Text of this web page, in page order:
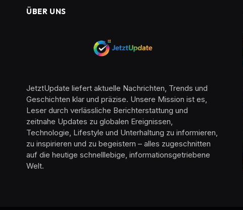
ÜBER UNS
JetztUpdate liefert aktuelle Nachrichten, Trends und
Geschichten klar und präzise. Unsere Mission ist es,
Leser durch verlässliche Berichterstattung und
zeitnahe Updates zu globalen Ereignissen,
Technologie, Lifestyle und Unterhaltung zu informieren,
zu inspirieren und zu begeistern – alles zugeschnitten
auf die heutige schnelllebige, informationsgetriebene
Welt.